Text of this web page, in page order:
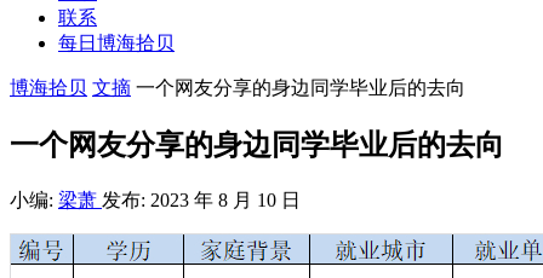
联系
每日博海拾贝
博海拾贝 文摘 一个网友分享的身边同学毕业后的去向
一个网友分享的身边同学毕业后的去向
小编: 梁萧 发布: 2023 年 8 月 10 日